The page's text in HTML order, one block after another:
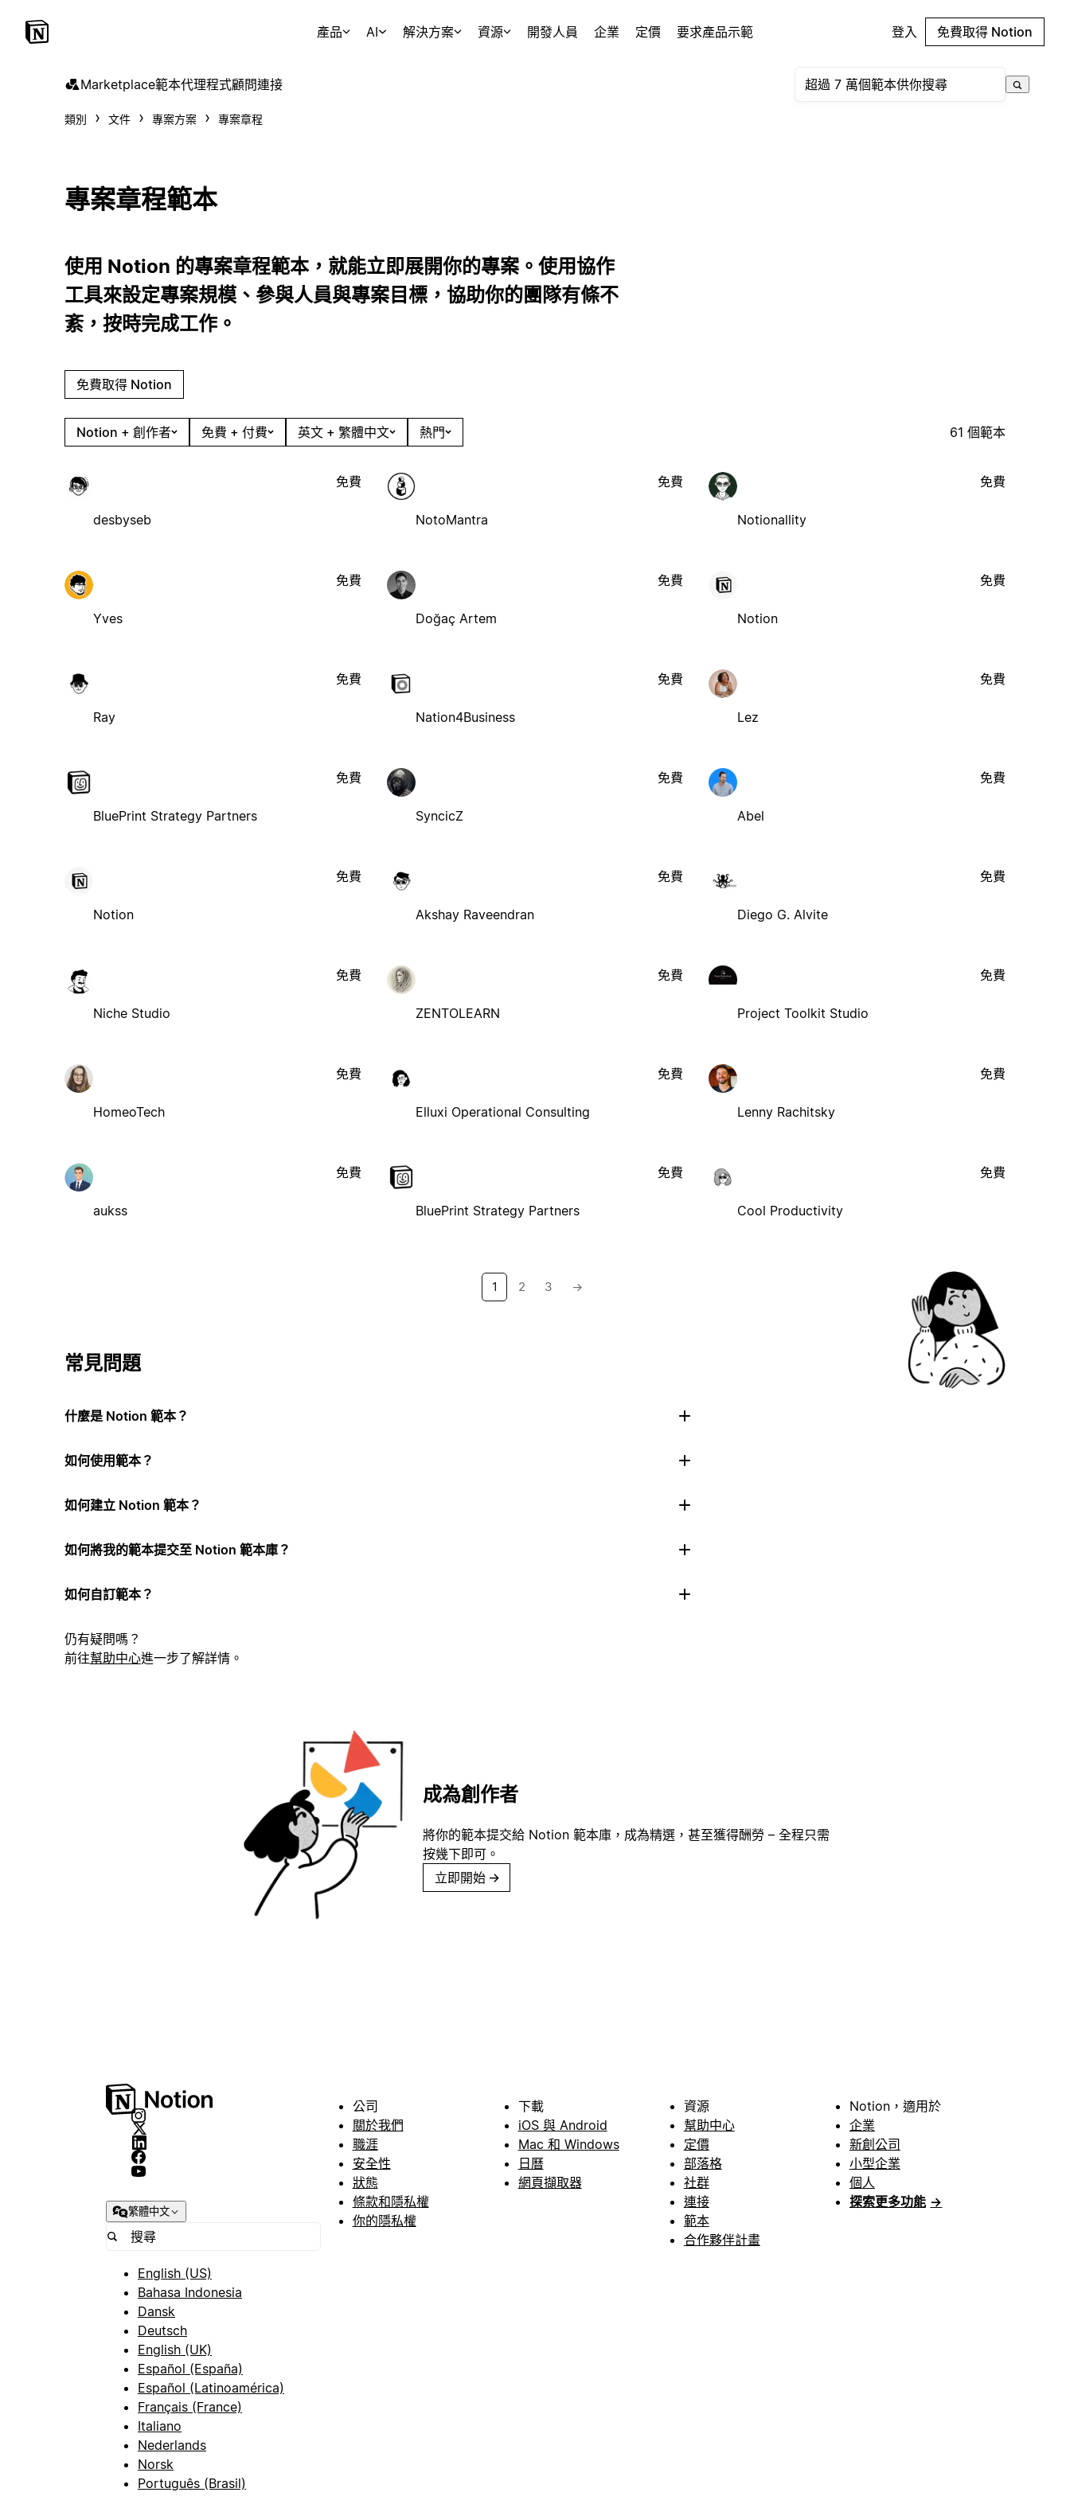
產品 AI 解決方案 資源 開發人員 企業 定價 要求產品示範 登入 免費取得 Notion
Marketplace範本代理程式顧問連接
類別 文件 專案方案 專案章程
專案章程範本
使用 Notion 的專案章程範本，就能立即展開你的專案。使用協作
工具來設定專案規模、參與人員與專案目標，協助你的團隊有條不
紊，按時完成工作。
免費取得 Notion
Notion + 創作者 免費 + 付費 英文 + 繁體中文 熱門 61 個範本
desbyseb
免費
NotoMantra
免費
Notionallity
免費
Yves
免費
Doğaç Artem
免費
Notion
免費
Ray
免費
Nation4Business
免費
Lez
免費
BluePrint Strategy Partners
免費
SyncicZ
免費
Abel
免費
Notion
免費
Akshay Raveendran
免費
Diego G. Alvite
免費
Niche Studio
免費
ZENTOLEARN
免費
Project Toolkit Studio
免費
HomeoTech
免費
Elluxi Operational Consulting
免費
Lenny Rachitsky
免費
aukss
免費
BluePrint Strategy Partners
免費
Cool Productivity
免費
1 2 3 →
常見問題
什麼是 Notion 範本？
如何使用範本？
如何建立 Notion 範本？
如何將我的範本提交至 Notion 範本庫？
如何自訂範本？
仍有疑問嗎？
前往幫助中心進一步了解詳情。
成為創作者
將你的範本提交給 Notion 範本庫，成為精選，甚至獲得酬勞 – 全程只需
按幾下即可。
立即開始 →
繁體中文
English (US)
Bahasa Indonesia
Dansk
Deutsch
English (UK)
Español (España)
Español (Latinoamérica)
Français (France)
Italiano
Nederlands
Norsk
Português (Brasil)
公司
關於我們
職涯
安全性
狀態
條款和隱私權
你的隱私權
下載
iOS 與 Android
Mac 和 Windows
日曆
網頁擷取器
資源
幫助中心
定價
部落格
社群
連接
範本
合作夥伴計畫
Notion，適用於
企業
新創公司
小型企業
個人
探索更多功能 →